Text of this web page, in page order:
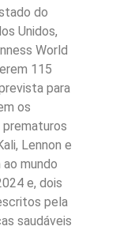
do
Unidos,
World
115
para
os
prematuros
Lennon e
ao mundo
e, dois
pela
saudáveis